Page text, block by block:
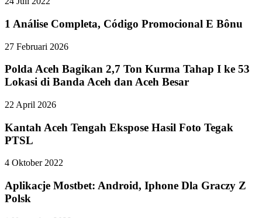
1 Análise Completa, Código Promocional E Bônu
27 Februari 2026
Polda Aceh Bagikan 2,7 Ton Kurma Tahap I ke 53
Lokasi di Banda Aceh dan Aceh Besar
22 April 2026
Kantah Aceh Tengah Ekspose Hasil Foto Tegak
PTSL
4 Oktober 2022
Aplikacje Mostbet: Android, Iphone Dla Graczy Z
Polsk